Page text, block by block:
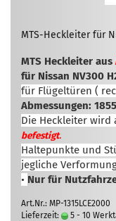
MTS-Heckleiter für
MTS Heckleiter aus
für Nissan NV300
für Flügeltüren (
Abmessungen:
Die Heckleiter wird
befestigt.
Haltepunkte und
jegliche
• Nur für
Art.Nr.: MP-1315LCE2000
Lieferzeit:
5 - 10